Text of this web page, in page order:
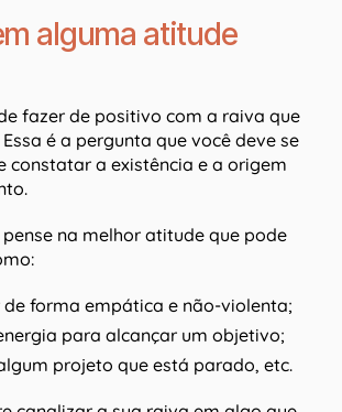
alguma atitude
fazer de positivo com a raiva que
é a pergunta que você deve se
constatar a existência e a origem
na melhor atitude que pode
de forma empática e não-violenta;
para alcançar um objetivo;
projeto que está parado, etc.